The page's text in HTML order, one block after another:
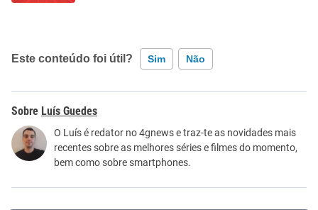
Este conteúdo foi útil? Sim Não
Este conteúdo contém informação incorreta
Este conteúdo não tem a informação que procuro
Outro
Luís Guedes
O Luís é redator no 4gnews e traz-te as novidades mais
recentes sobre as melhores séries e filmes do momento,
bem como sobre smartphones.